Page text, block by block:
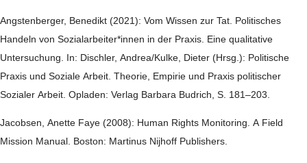
Angstenberger, Benedikt (2021): Vom Wissen zur Tat. Politisches
Handeln von Sozialarbeiter*innen in der Praxis. Eine qualitative
Untersuchung. In: Dischler, Andrea/Kulke, Dieter (Hrsg.): Politische
Praxis und Soziale Arbeit. Theorie, Empirie und Praxis politischer
Sozialer Arbeit. Opladen: Verlag Barbara Budrich, S. 181–203.
Jacobsen, Anette Faye (2008): Human Rights Monitoring. A Field
Mission Manual. Boston: Martinus Nijhoff Publishers.